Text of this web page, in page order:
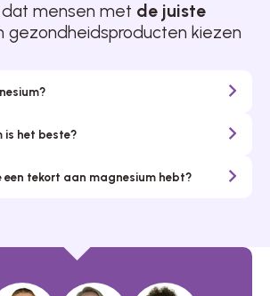
dat mensen met de juiste
gezondheidsproducten kiezen
is het beste?
een tekort aan magnesium hebt?